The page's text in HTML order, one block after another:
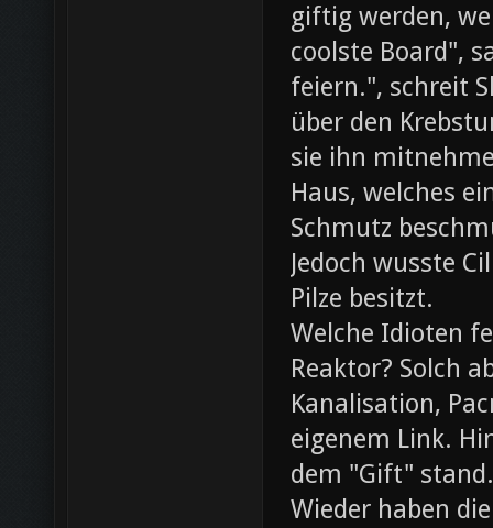
giftig werden,
coolste Board",
feiern.", schreit
über den
sie ihn
Haus, welches
Schmutz
Jedoch wusste
Pilze besitzt.
Welche Idioten
Reaktor? Solch
Kanalisation,
eigenem Link.
dem "Gift" stand.
Wieder haben